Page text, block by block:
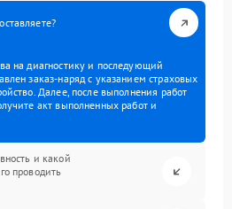
на диагностику и последующий
заказ-наряд с указанием страховых
Далее, после выполнения работ
акт выполненных работ и
и какой
проводить